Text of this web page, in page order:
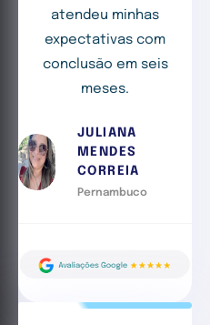
atendeu minhas
expectativas com
conclusão em seis
meses.
JULIANA
MENDES
CORREIA
Pernambuco